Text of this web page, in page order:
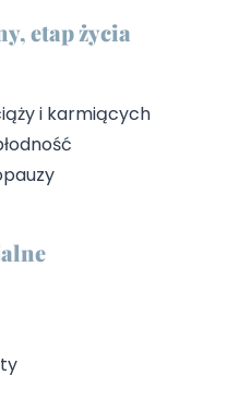
etap życia
i karmiących